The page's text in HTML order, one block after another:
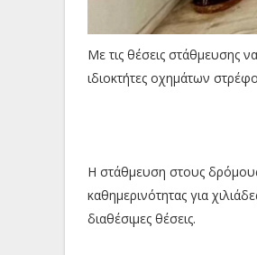
Με τις θέσεις στάθμευσης
ιδιοκτήτες οχημάτων
Η στάθμευση στους
καθημερινότητας για
διαθέσιμες θέσεις.